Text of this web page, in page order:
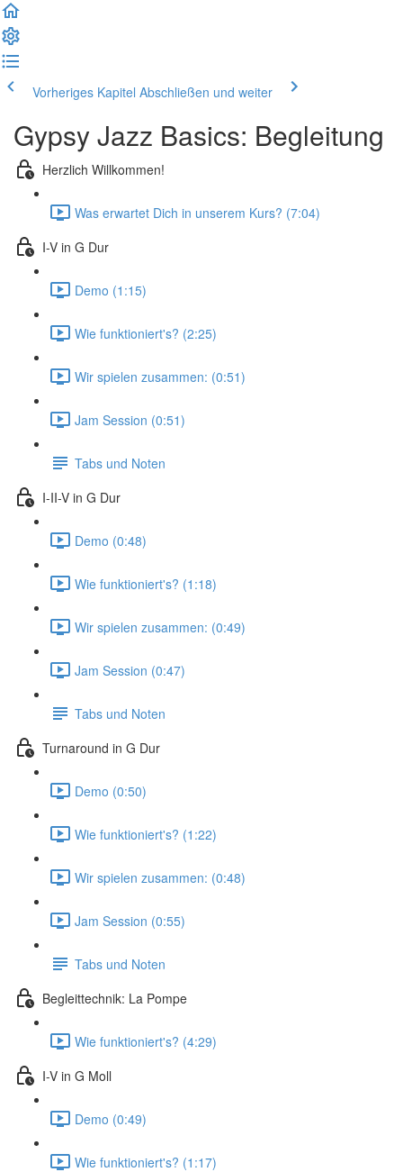
Vorheriges Kapitel Abschließen und weiter
Gypsy Jazz Basics: Begleitung
Herzlich Willkommen!
Was erwartet Dich in unserem Kurs? (7:04)
I-V in G Dur
Demo (1:15)
Wie funktioniert's? (2:25)
Wir spielen zusammen: (0:51)
Jam Session (0:51)
Tabs und Noten
I-II-V in G Dur
Demo (0:48)
Wie funktioniert's? (1:18)
Wir spielen zusammen: (0:49)
Jam Session (0:47)
Tabs und Noten
Turnaround in G Dur
Demo (0:50)
Wie funktioniert's? (1:22)
Wir spielen zusammen: (0:48)
Jam Session (0:55)
Tabs und Noten
Begleittechnik: La Pompe
Wie funktioniert's? (4:29)
I-V in G Moll
Demo (0:49)
Wie funktioniert's? (1:17)